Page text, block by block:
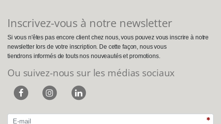
Inscrivez-vous à notre newsletter
Si vous n'êtes pas encore client chez nous, vous pouvez vous inscrire à notre
newsletter lors de votre inscription. De cette façon, nous vous
tiendrons informés de touts nos nouveautés et promotions.
Ou suivez-nous sur les médias sociaux